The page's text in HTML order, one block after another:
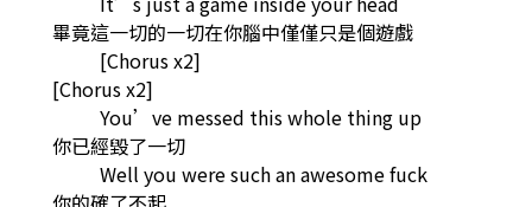
畢竟這一切的一切在你腦中僅僅只是個遊戲
[Chorus x2]
[Chorus x2]
You’ve messed this whole thing up
你已經毀了一切
Well you were such an awesome fuck